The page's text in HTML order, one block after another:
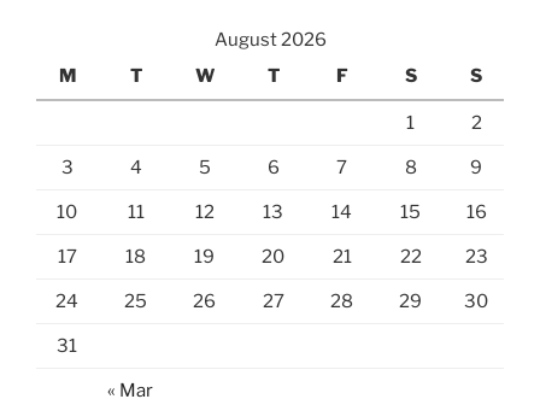
August 2026
M
T W T F S S
1 2
3 4 5 6 7 8 9
10 11 12 13 14 15 16
17 18 19 20 21 22 23
24 25 26 27 28 29 30
31
« Mar